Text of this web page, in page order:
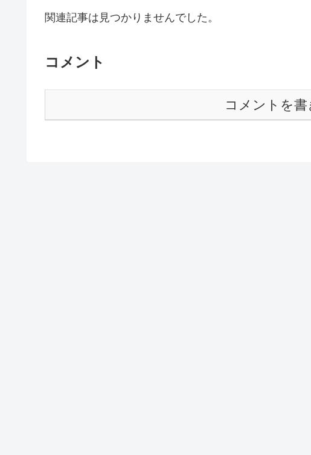
関連記事は見つかりませんでした。
コメント
コメントを書